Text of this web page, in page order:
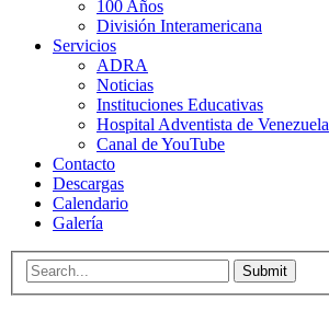
100 Años
División Interamericana
Servicios
ADRA
Noticias
Instituciones Educativas
Hospital Adventista de Venezuela
Canal de YouTube
Contacto
Descargas
Calendario
Galería
Submit